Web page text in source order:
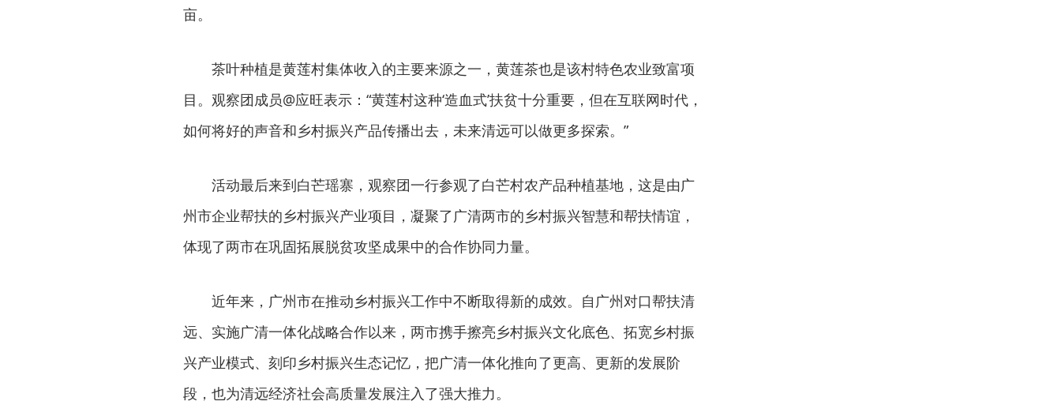
亩。
茶叶种植是黄莲村集体收入的主要来源之一，黄莲茶也是该村特色农业致富项
目。观察团成员@应旺表示：“黄莲村这种‘造血式’扶贫十分重要，但在互联网时代，
如何将好的声音和乡村振兴产品传播出去，未来清远可以做更多探索。”
活动最后来到白芒瑶寨，观察团一行参观了白芒村农产品种植基地，这是由广
州市企业帮扶的乡村振兴产业项目，凝聚了广清两市的乡村振兴智慧和帮扶情谊，
体现了两市在巩固拓展脱贫攻坚成果中的合作协同力量。
近年来，广州市在推动乡村振兴工作中不断取得新的成效。自广州对口帮扶清
远、实施广清一体化战略合作以来，两市携手擦亮乡村振兴文化底色、拓宽乡村振
兴产业模式、刻印乡村振兴生态记忆，把广清一体化推向了更高、更新的发展阶
段，也为清远经济社会高质量发展注入了强大推力。